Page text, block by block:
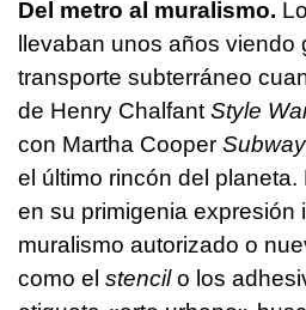
Del metro al muralismo.
llevaban unos años viendo
transporte subterráneo
de Henry ChalfantStyle
con Martha Cooper
el último rincón del
en su primigenia expresión
muralismo autorizado o
como el stencilo los